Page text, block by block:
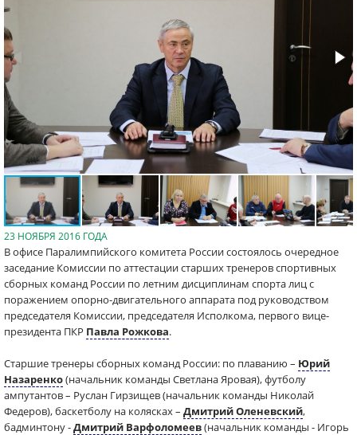
23 НОЯБРЯ 2016 ГОДА
В офисе Паралимпийского комитета России состоялось очередное
заседание Комиссии по аттестации старших тренеров спортивных
сборных команд России по летним дисциплинам спорта лиц с
поражением опорно-двигательного аппарата под руководством
председателя Комиссии, председателя Исполкома, первого вице-
президента ПКР Павла Рожкова.
Старшие тренеры сборных команд России: по плаванию – Юрий
Назаренко(начальник команды Светлана Яровая), футболу
ампутантов – Руслан Гирзищев (начальник команды Николай
Федеров), баскетболу на колясках – Дмитрий Оленевский,
бадминтону -Дмитрий Варфоломеев(начальник команды - Игорь